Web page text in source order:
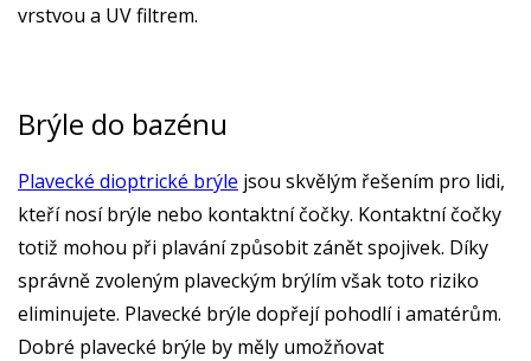
vrstvou a UV filtrem.
Brýle do bazénu
Plavecké dioptrické brýle jsou skvělým řešením pro lidi,
kteří nosí brýle nebo kontaktní čočky. Kontaktní čočky
totiž mohou při plavání způsobit zánět spojivek. Díky
správně zvoleným plaveckým brýlím však toto riziko
eliminujete. Plavecké brýle dopřejí pohodlí i amatérům.
Dobré plavecké brýle by měly umožňovat